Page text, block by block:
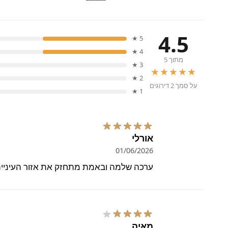
4.5
מתוך 5
★★★★★
על סמך 2 דירוגים
5 ★
4 ★
3 ★
2 ★
1 ★
אורלי
01/06/2026
ערכה שלמה ובאמת מתחזק את אזור